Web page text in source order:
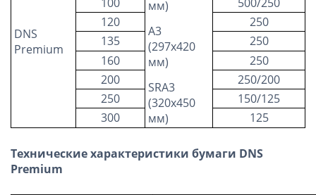
DNS
Premium
мм)
А3
(297х420
мм)
SRA3
(320х450
мм)
120
250
135
250
160
250
200
250/200
250
150/125
300
125
Технические характеристики бумаги DNS
Premium